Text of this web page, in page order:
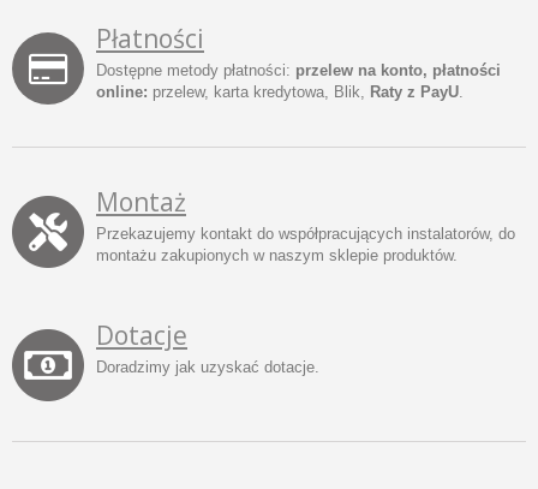
Płatności
Dostępne metody płatności: przelew na konto, płatności
online: przelew, karta kredytowa, Blik, Raty z PayU.
Montaż
Przekazujemy kontakt do współpracujących instalatorów, do
montażu zakupionych w naszym sklepie produktów.
Dotacje
Doradzimy jak uzyskać dotacje.